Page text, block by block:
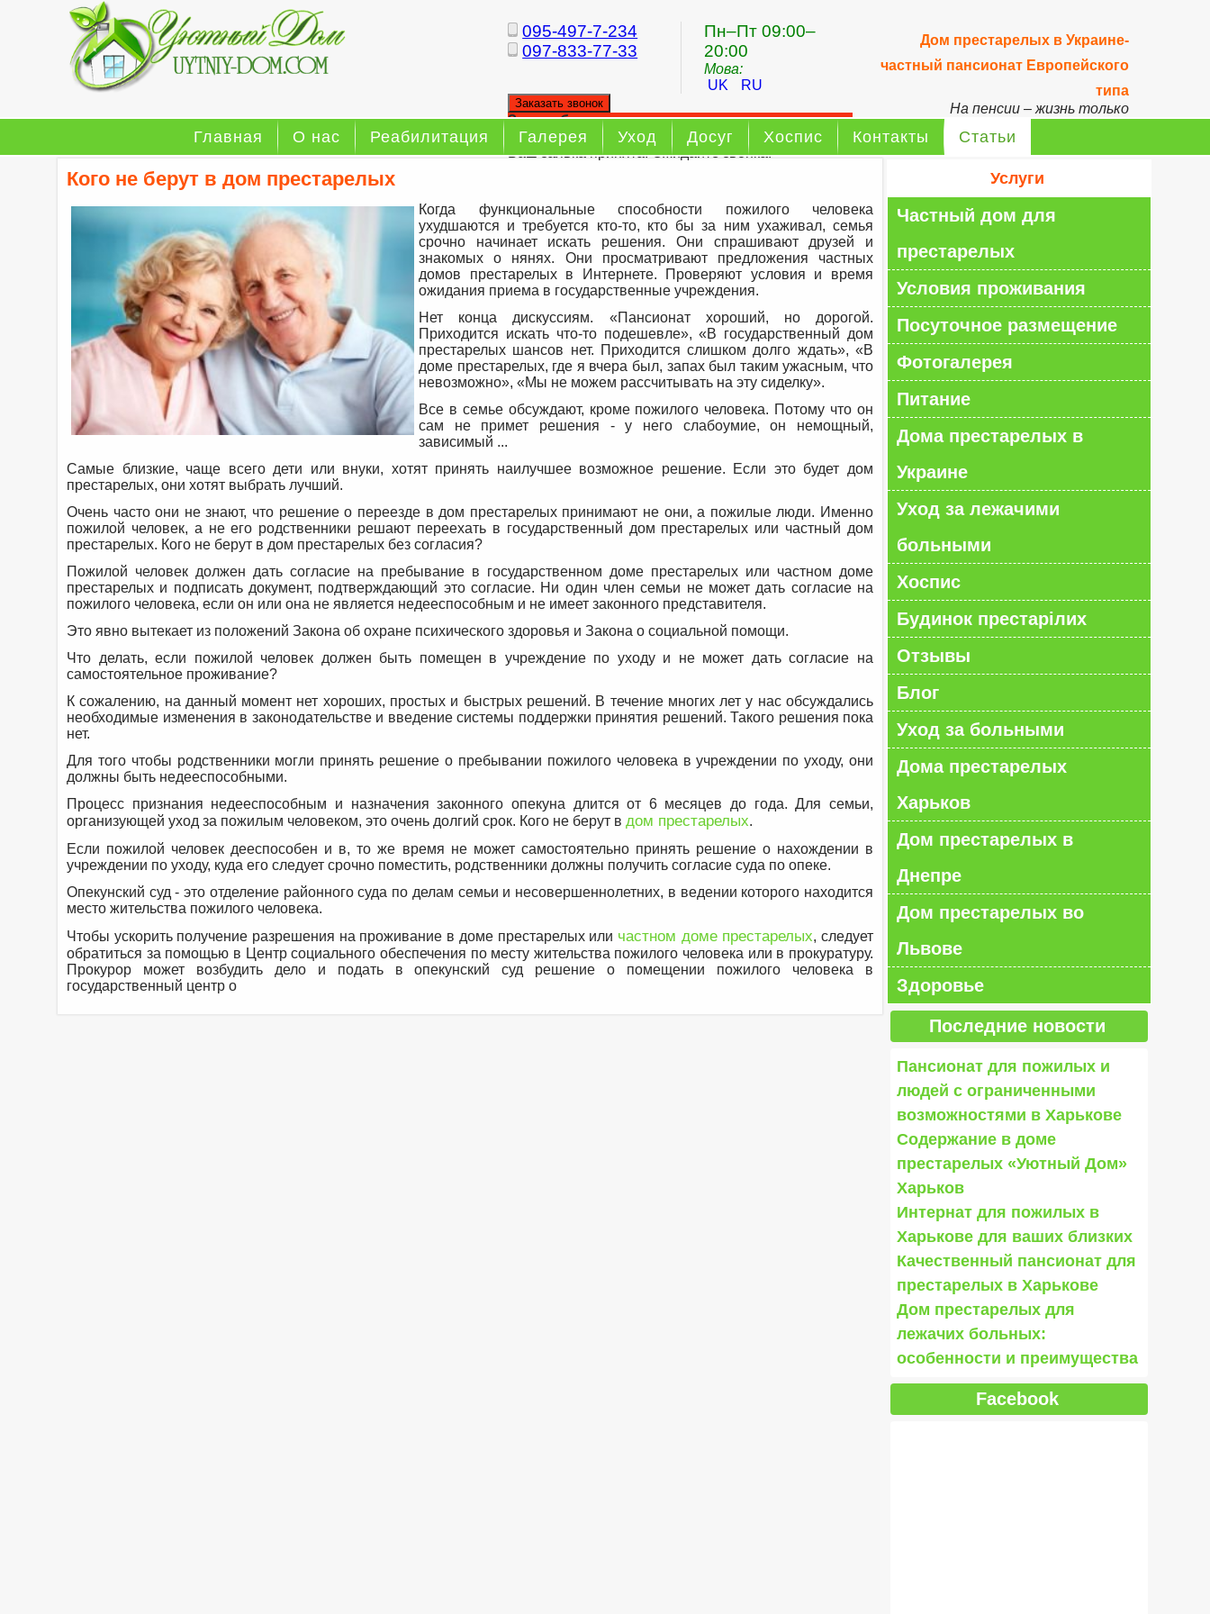
Дом престарелых в Украине-
частный пансионат Европейского
типа
На пенсии – жизнь только
095-497-7-234
097-833-77-33
Пн–Пт 09:00–
20:00
Мова:
UK
RU
Заказать звонок
Заказ обратного звонка
Ваш заявка принята. Ожидайте звонка.
Главная О нас Реабилитация Галерея Уход Досуг Хоспис Контакты Статьи
Кого не берут в дом престарелых
Когда функциональные способности пожилого человека
ухудшаются и требуется кто-то, кто бы за ним ухаживал, семья
срочно начинает искать решения. Они спрашивают друзей и
знакомых о нянях. Они просматривают предложения частных
домов престарелых в Интернете. Проверяют условия и время
ожидания приема в государственные учреждения.
Нет конца дискуссиям. «Пансионат хороший, но дорогой.
Приходится искать что-то подешевле», «В государственный дом
престарелых шансов нет. Приходится слишком долго ждать», «В
доме престарелых, где я вчера был, запах был таким ужасным, что
невозможно», «Мы не можем рассчитывать на эту сиделку».
Все в семье обсуждают, кроме пожилого человека. Потому что он
сам не примет решения - у него слабоумие, он немощный,
зависимый ...
Самые близкие, чаще всего дети или внуки, хотят принять наилучшее возможное решение. Если это будет дом
престарелых, они хотят выбрать лучший.
Очень часто они не знают, что решение о переезде в дом престарелых принимают не они, а пожилые люди. Именно
пожилой человек, а не его родственники решают переехать в государственный дом престарелых или частный дом
престарелых. Кого не берут в дом престарелых без согласия?
Пожилой человек должен дать согласие на пребывание в государственном доме престарелых или частном доме
престарелых и подписать документ, подтверждающий это согласие. Ни один член семьи не может дать согласие на
пожилого человека, если он или она не является недееспособным и не имеет законного представителя.
Это явно вытекает из положений Закона об охране психического здоровья и Закона о социальной помощи.
Что делать, если пожилой человек должен быть помещен в учреждение по уходу и не может дать согласие на
самостоятельное проживание?
К сожалению, на данный момент нет хороших, простых и быстрых решений. В течение многих лет у нас обсуждались
необходимые изменения в законодательстве и введение системы поддержки принятия решений. Такого решения пока
нет.
Для того чтобы родственники могли принять решение о пребывании пожилого человека в учреждении по уходу, они
должны быть недееспособными.
Процесс признания недееспособным и назначения законного опекуна длится от 6 месяцев до года. Для семьи,
организующей уход за пожилым человеком, это очень долгий срок. Кого не берут в дом престарелых.
Если пожилой человек дееспособен и в, то же время не может самостоятельно принять решение о нахождении в
учреждении по уходу, куда его следует срочно поместить, родственники должны получить согласие суда по опеке.
Опекунский суд - это отделение районного суда по делам семьи и несовершеннолетних, в ведении которого находится
место жительства пожилого человека.
Чтобы ускорить получение разрешения на проживание в доме престарелых или частном доме престарелых, следует
обратиться за помощью в Центр социального обеспечения по месту жительства пожилого человека или в прокуратуру.
Прокурор может возбудить дело и подать в опекунский суд решение о помещении пожилого человека в
государственный центр о
Услуги
Частный дом для
престарелых
Условия проживания
Посуточное размещение
Фотогалерея
Питание
Дома престарелых в
Украине
Уход за лежачими
больными
Хоспис
Будинок престарілих
Отзывы
Блог
Уход за больными
Дома престарелых
Харьков
Дом престарелых в
Днепре
Дом престарелых во
Львове
Здоровье
Последние новости
Пансионат для пожилых и
людей с ограниченными
возможностями в Харькове
Содержание в доме
престарелых «Уютный Дом»
Харьков
Интернат для пожилых в
Харькове для ваших близких
Качественный пансионат для
престарелых в Харькове
Дом престарелых для
лежачих больных:
особенности и преимущества
Facebook